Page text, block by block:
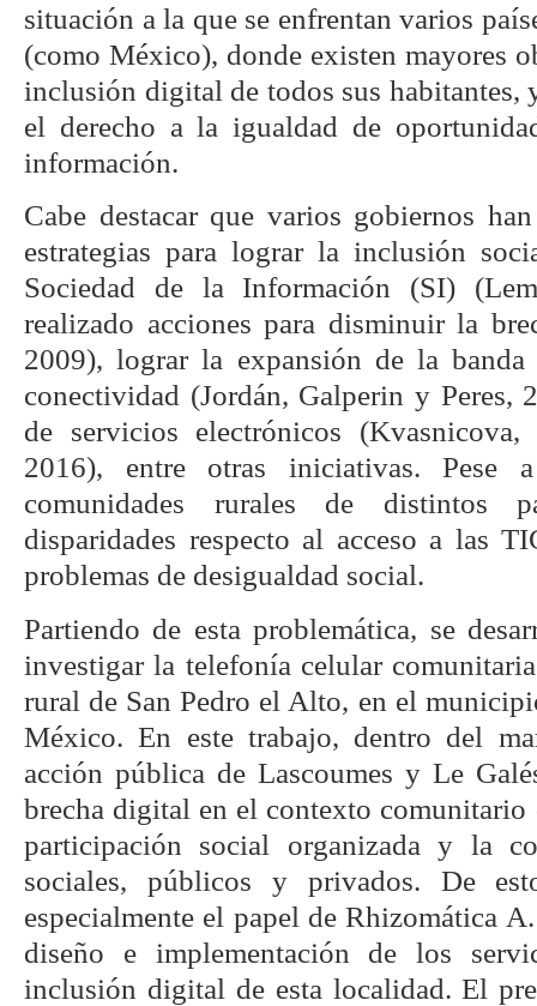
situación a la que se enfrentan varios
(como México), donde existen mayores
inclusión digital de todos sus habitantes,
el derecho a la igualdad de
información.
Cabe destacar que varios gobiernos
estrategias para lograr la inclusión
Sociedad de la Información (SI)
realizado acciones para disminuir la
2009), lograr la expansión de la banda
conectividad (Jordán, Galperin y Peres,
de servicios electrónicos
2016), entre otras iniciativas. Pese
comunidades rurales de distintos
disparidades respecto al acceso a las
problemas de desigualdad social.
Partiendo de esta problemática, se
investigar la telefonía celular
rural de San Pedro el Alto, en el
México. En este trabajo, dentro del
acción pública de Lascoumes y Le
brecha digital en el contexto comunitario
participación social organizada y la
sociales, públicos y privados. De
especialmente el papel de Rhizomática
diseño e implementación de los
inclusión digital de esta localidad. El